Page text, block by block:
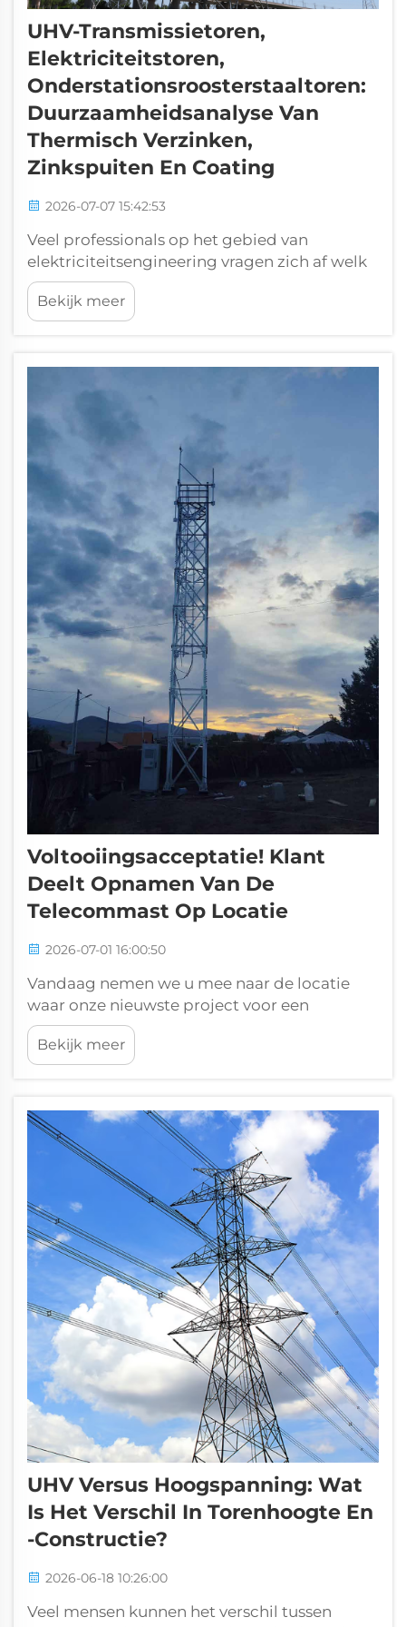
UHV-Transmissietoren,
Elektriciteitstoren,
Onderstationsroosterstaaltoren:
Duurzaamheidsanalyse Van
Thermisch Verzinken,
Zinkspuiten En Coating
2026-07-07 15:42:53
Veel professionals op het gebied van
elektriciteitsengineering vragen zich af welk
oppervlaktebehandelingsproces het meest
duurzaam is voor UHV-netfaciliteiten,
waaronder transmissietorens,
onderstationsondersteunende
roosterstorens. De drie gangbare
anticorrosiemethoden...
Bekijk meer
Voltooiingsacceptatie! Klant
Deelt Opnamen Van De
Telecommast Op Locatie
2026-07-01 16:00:50
Vandaag nemen we u mee naar de locatie
waar onze nieuwste project voor een
roostervormige hoekstaaltelecomtoren is
voltooid en geaccepteerd, met echte
opnamen ter plaatse die door onze klant zijn
meest authentieke bewijs van
productkwaliteit en de degelijke fo...
Bekijk meer
UHV Versus Hoogspanning: Wat
Is Het Verschil In Torenhoogte En
-constructie?
2026-06-18 10:26:00
Veel mensen kunnen het verschil tussen